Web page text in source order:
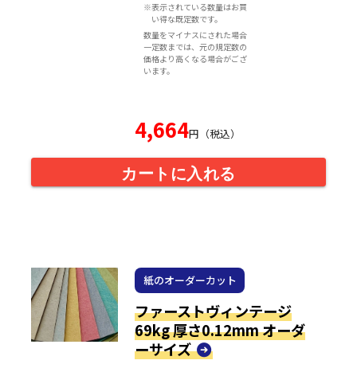
※表示されている数量はお買
い得な既定数です。
数量をマイナスにされた場合
一定数までは、元の規定数の
価格より高くなる場合がござ
います。
4,664円（税込）
カートに入れる
紙のオーダーカット
ファーストヴィンテージ
69kg 厚さ0.12mm オーダ
ーサイズ